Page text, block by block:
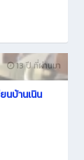
13 ปี ที่ผ่านมา
นบ้านเนิน